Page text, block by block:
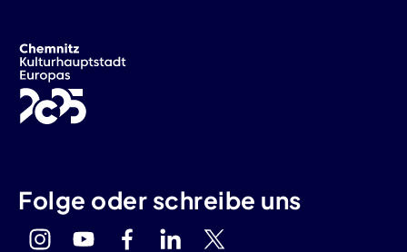
Folge oder schreibe uns